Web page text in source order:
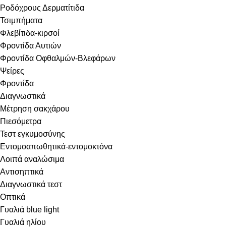
Ροδόχρους Δερματίτιδα
Τσιμπήματα
Φλεβίτιδα-κιρσοί
Φροντίδα Αυτιών
Φροντίδα Οφθαλμών-Βλεφάρων
Ψείρες
Φροντίδα
Διαγνωστικά
Μέτρηση σακχάρου
Πιεσόμετρα
Τεστ εγκυμοσύνης
Εντομοαπωθητικά-εντομοκτόνα
Λοιπά αναλώσιμα
Αντισηπτικά
Διαγνωστικά τεστ
Οπτικά
Γυαλιά blue light
Γυαλιά ηλίου